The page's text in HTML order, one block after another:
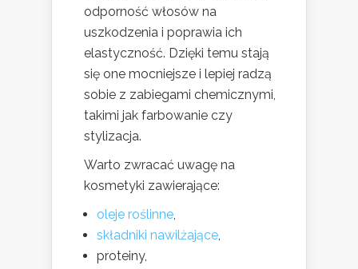
odporność włosów na
uszkodzenia i poprawia ich
elastyczność. Dzięki temu stają
się one mocniejsze i lepiej radzą
sobie z zabiegami chemicznymi,
takimi jak farbowanie czy
stylizacja.
Warto zwracać uwagę na
kosmetyki zawierające:
oleje roślinne,
składniki nawilżające,
proteiny,